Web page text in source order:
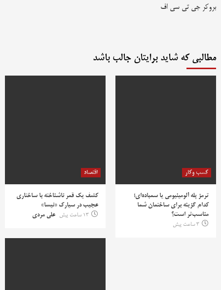
بروکر جی تی سی اف
مطالبی که شاید برایتان جالب باشد
کسب وکار
ترمز پله آلومینیومی یا سمباده‌ای؛
کدام گزینه برای ساختمان شما
مناسب‌تر است؟
3 ساعت پیش
اقتصاد
کشف یک قمر ناشناخته با ساختاری
عجیب در سیارک «نیسا»
13 ساعت پیش
علی مردی